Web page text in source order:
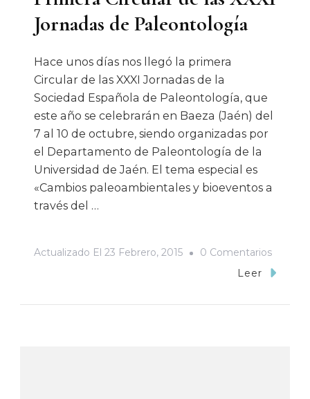
Jornadas de Paleontología
Hace unos días nos llegó la primera
Circular de las XXXI Jornadas de la
Sociedad Española de Paleontología, que
este año se celebrarán en Baeza (Jaén) del
7 al 10 de octubre, siendo organizadas por
el Departamento de Paleontología de la
Universidad de Jaén. El tema especial es
«Cambios paleoambientales y bioeventos a
través del …
Actualizado El 23 Febrero, 2015 0 ComentariosEn
Primera
Leer